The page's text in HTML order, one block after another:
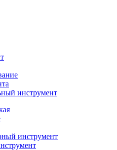
инструмент
инструмент